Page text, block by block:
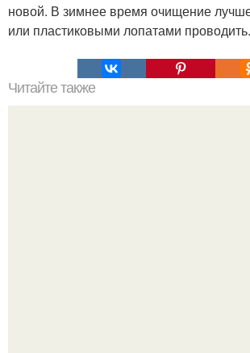
новой. В зимнее время очищение
или пластиковыми лопатами проводить.
Читайте также